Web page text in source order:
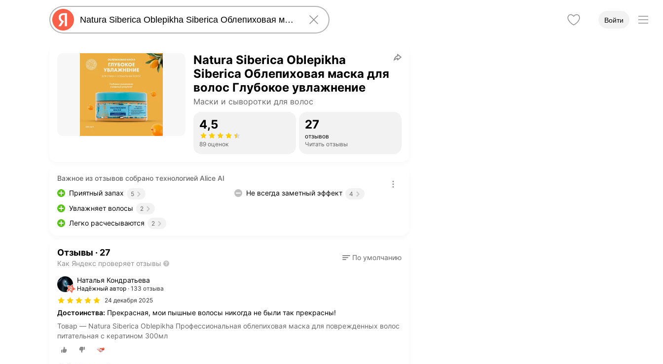
Войти
Natura Siberica Oblepikha
Siberica Облепиховая маска для
волос Глубокое увлажнение
Маски и сыворотки для волос
4,5
89 оценок
27
отзывов
Читать отзывы
Важное из отзывов собрано технологией Alice AI
Приятный запах
5
Увлажняет волосы 2
Легко расчесываются 2
Не всегда заметный эффект 4
Отзывы · 27
Как Яндекс проверяет отзывы
По умолчанию
Наталья Кондратьева
Надёжный автор 133 отзыва
24 декабря 2025
Достоинства: Прекрасная, мои пышные волосы никогда не были так прекрасны!
Товар — Natura Siberica Oblepikha Профессиональная облепиховая маска для поврежденных волос
питательная с кератином 300мл